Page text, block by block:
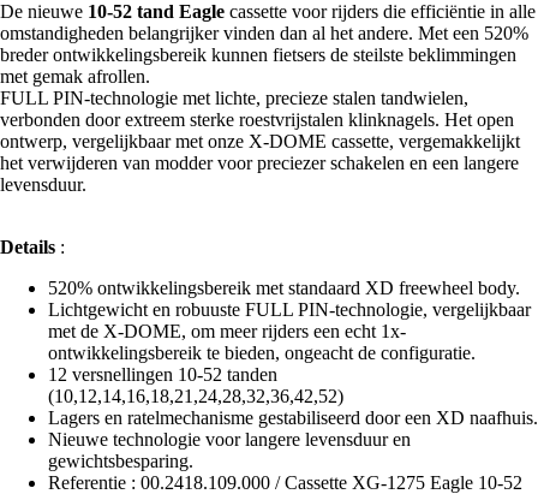
De nieuwe 10-52 tand Eagle cassette voor rijders die efficiëntie in alle
omstandigheden belangrijker vinden dan al het andere. Met een 520%
breder ontwikkelingsbereik kunnen fietsers de steilste beklimmingen
met gemak afrollen.
FULL PIN-technologie met lichte, precieze stalen tandwielen,
verbonden door extreem sterke roestvrijstalen klinknagels. Het open
ontwerp, vergelijkbaar met onze X-DOME cassette, vergemakkelijkt
het verwijderen van modder voor preciezer schakelen en een langere
levensduur.
Details :
520% ontwikkelingsbereik met standaard XD freewheel body.
Lichtgewicht en robuuste FULL PIN-technologie, vergelijkbaar
met de X-DOME, om meer rijders een echt 1x-
ontwikkelingsbereik te bieden, ongeacht de configuratie.
12 versnellingen 10-52 tanden
(10,12,14,16,18,21,24,28,32,36,42,52)
Lagers en ratelmechanisme gestabiliseerd door een XD naafhuis.
Nieuwe technologie voor langere levensduur en
gewichtsbesparing.
Referentie : 00.2418.109.000 / Cassette XG-1275 Eagle 10-52